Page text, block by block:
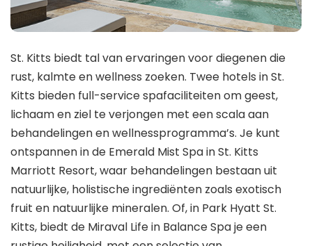
St. Kitts biedt tal van ervaringen voor diegenen die
rust, kalmte en wellness zoeken. Twee hotels in St.
Kitts bieden full-service spafaciliteiten om geest,
lichaam en ziel te verjongen met een scala aan
behandelingen en wellnessprogramma’s. Je kunt
ontspannen in de Emerald Mist Spa in St. Kitts
Marriott Resort, waar behandelingen bestaan ​​uit
natuurlijke, holistische ingrediënten zoals exotisch
fruit en natuurlijke mineralen. Of, in Park Hyatt St.
Kitts, biedt de Miraval Life in Balance Spa je een